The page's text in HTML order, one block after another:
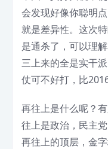
会发现好像你聪明
就是差异性。这次
是通杀了，可以理
三上来的全是实干
仗可不好打，比
再往上是什么呢？
往上是政治，民主
再往上的顶层，金